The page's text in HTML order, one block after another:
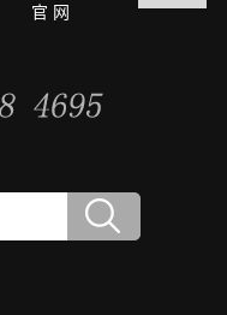
官 网